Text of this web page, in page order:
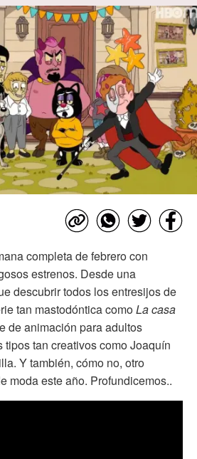
completa de febrero con
estrenos. Desde una
descubrir todos los entresijos de
tan mastodóntica comoLa casa
de animación para adultos
tan creativos como Joaquín
Y también, cómo no, otro
moda este año. Profundicemos..